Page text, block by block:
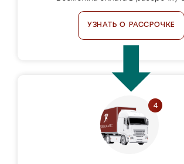
УЗНАТЬ О РАССРОЧКЕ